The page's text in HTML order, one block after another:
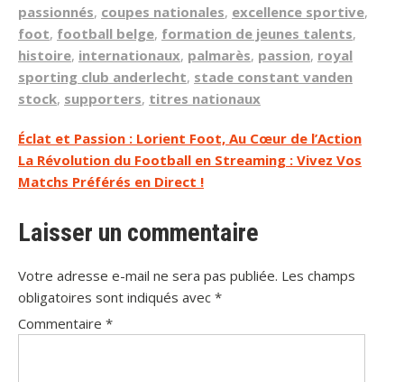
passionnés, coupes nationales, excellence sportive,
foot, football belge, formation de jeunes talents,
histoire, internationaux, palmarès, passion, royal
sporting club anderlecht, stade constant vanden
stock, supporters, titres nationaux
Navigation
de
l’article
Éclat et Passion : Lorient Foot, Au Cœur de l’Action
La Révolution du Football en Streaming : Vivez Vos
Matchs Préférés en Direct !
Laisser un commentaire
Votre adresse e-mail ne sera pas publiée. Les champs
obligatoires sont indiqués avec *
Commentaire *